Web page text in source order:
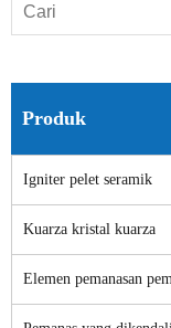
Produk
Igniter pelet seramik
Kuarza kristal kuarza
Elemen pemanasan